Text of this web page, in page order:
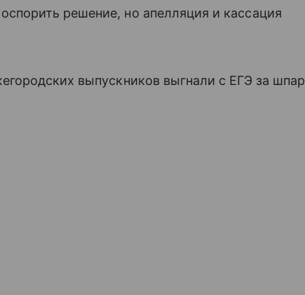
решение, но апелляция и кассация
выпускников выгнали с ЕГЭ за